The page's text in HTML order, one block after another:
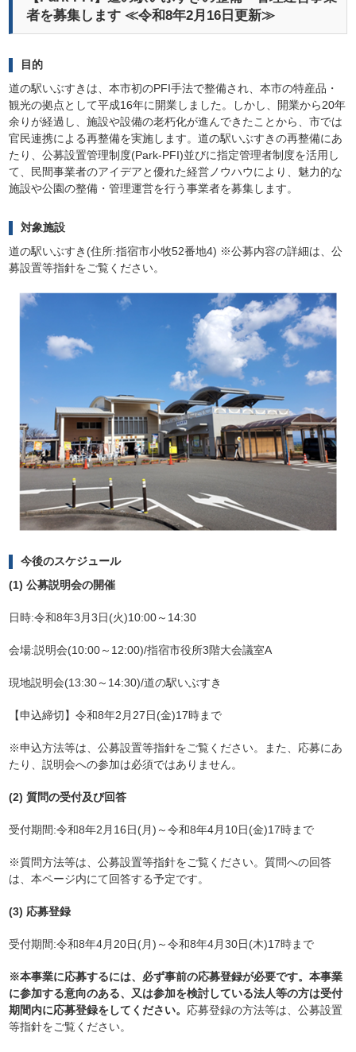
者を募集します ≪令和8年2月16日更新≫
目的
道の駅いぶすきは、本市初のPFI手法で整備され、本市の特産品・
観光の拠点として平成16年に開業しました。しかし、開業から20年
余りが経過し、施設や設備の老朽化が進んできたことから、市では
官民連携による再整備を実施します。道の駅いぶすきの再整備にあ
たり、公募設置管理制度(Park-PFI)並びに指定管理者制度を活用し
て、民間事業者のアイデアと優れた経営ノウハウにより、魅力的な
施設や公園の整備・管理運営を行う事業者を募集します。
対象施設
道の駅いぶすき(住所:指宿市小牧52番地4) ※公募内容の詳細は、公
募設置等指針をご覧ください。
今後のスケジュール
(1) 公募説明会の開催
日時:令和8年3月3日(火)10:00～14:30
会場:説明会(10:00～12:00)/指宿市役所3階大会議室A
現地説明会(13:30～14:30)/道の駅いぶすき
【申込締切】令和8年2月27日(金)17時まで
※申込方法等は、公募設置等指針をご覧ください。また、応募にあ
たり、説明会への参加は必須ではありません。
(2) 質問の受付及び回答
受付期間:令和8年2月16日(月)～令和8年4月10日(金)17時まで
※質問方法等は、公募設置等指針をご覧ください。質問への回答
は、本ページ内にて回答する予定です。
(3) 応募登録
受付期間:令和8年4月20日(月)～令和8年4月30日(木)17時まで
※本事業に応募するには、必ず事前の応募登録が必要です。本事業
に参加する意向のある、又は参加を検討している法人等の方は受付
期間内に応募登録をしてください。 応募登録の方法等は、公募設置
等指針をご覧ください。